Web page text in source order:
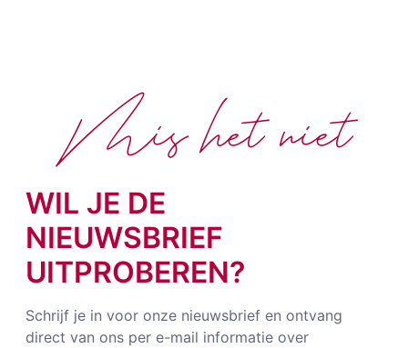
WIL JE DE
NIEUWSBRIEF
UITPROBEREN?
Schrijf je in voor onze nieuwsbrief en ontvang
direct van ons per e-mail informatie over
Mis het niet